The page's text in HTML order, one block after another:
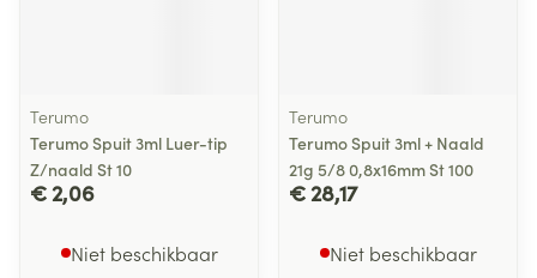
Terumo
Terumo Spuit 3ml Luer-tip
Z/naald St 10
€ 2,06
Niet beschikbaar
Terumo
Terumo Spuit 3ml + Naald
21g 5/8 0,8x16mm St 100
€ 28,17
Niet beschikbaar